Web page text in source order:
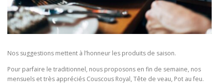
Nos suggestions mettent à l’honneur les produits de saison.
Pour parfaire le traditionnel, nous proposons en fin de semaine, nos
mensuels et très appréciés Couscous Royal, Tête de veau, Pot au feu.